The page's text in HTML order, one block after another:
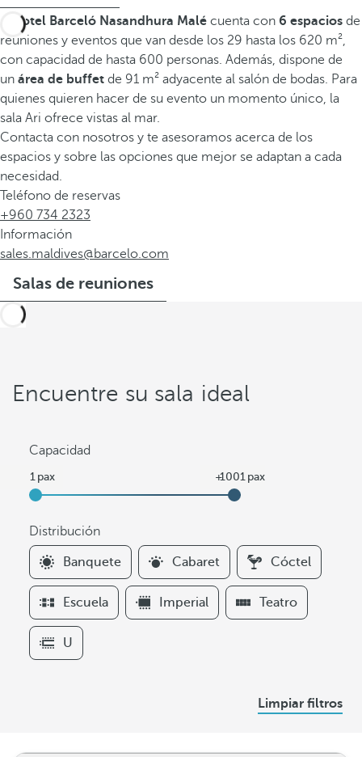
hotel Barceló Nasandhura Malé cuenta con 6 espacios de
reuniones y eventos que van desde los 29 hasta los 620 m²,
con capacidad de hasta 600 personas. Además, dispone de
un área de buffet de 91 m² adyacente al salón de bodas. Para
quienes quieren hacer de su evento un momento único, la
sala Ari ofrece vistas al mar.
Contacta con nosotros y te asesoramos acerca de los
espacios y sobre las opciones que mejor se adaptan a cada
necesidad.
Teléfono de reservas
+960 734 2323
Información
sales.maldives@barcelo.com
Salas de reuniones
Encuentre su sala ideal
Capacidad
Distribución
F
i
l
t
e
r
Banquete Cabaret Cóctel
Escuela Imperial Teatro
U
Limpiar filtros